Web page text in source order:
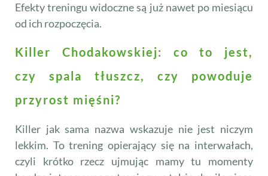
Efekty treningu widoczne są już nawet po miesiącu
od ich rozpoczęcia.
Killer Chodakowskiej: co to jest,
czy spala tłuszcz, czy powoduje
przyrost mięśni?
Killer jak sama nazwa wskazuje nie jest niczym
lekkim. To trening opierający się na interwałach,
czyli krótko rzecz ujmując mamy tu momenty